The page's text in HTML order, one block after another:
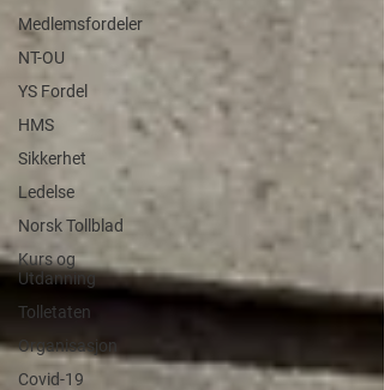
Medlemsfordeler
NT-OU
YS Fordel
HMS
Sikkerhet
Ledelse
Norsk Tollblad
Kurs og
Utdanning
Tolletaten
Organisasjon
Covid-19